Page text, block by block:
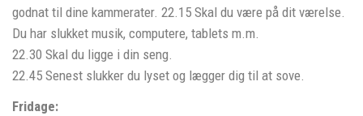
godnat til dine kammerater. 22.15 Skal du være på dit værelse.
Du har slukket musik, computere, tablets m.m.
22.30 Skal du ligge i din seng.
22.45 Senest slukker du lyset og lægger dig til at sove.
Fridage: